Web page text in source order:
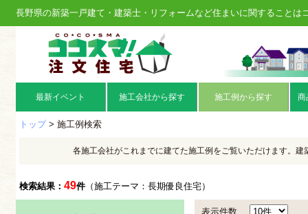
長野県の新築一戸建て・建築士・リフォームなど住まいに関することは
最新イベント 施工会社から探す 施工例から探す 商
トップ> 施工例検索
各施工会社がこれまでに建てた施工例をご覧いただけます。
検索結果： 49件（施工テーマ：長期優良住宅）
表示件数